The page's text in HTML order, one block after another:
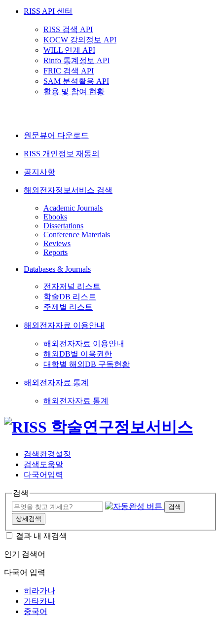
RISS API 센터
RISS 검색 API
KOCW 강의정보 API
WILL 연계 API
Rinfo 통계정보 API
FRIC 검색 API
SAM 분석활용 API
활용 및 참여 현황
원문뷰어 다운로드
RISS 개인정보 재동의
공지사항
해외전자정보서비스 검색
Academic Journals
Ebooks
Dissertations
Conference Materials
Reviews
Reports
Databases & Journals
전자저널 리스트
학술DB 리스트
주제별 리스트
해외전자자료 이용안내
해외전자자료 이용안내
해외DB별 이용권한
대학별 해외DB 구독현황
해외전자자료 통계
해외전자자료 통계
검색환경설정
검색도움말
다국어입력
검색
검색
상세검색
결과 내 재검색
인기 검색어
다국어 입력
히라가나
가타카나
중국어